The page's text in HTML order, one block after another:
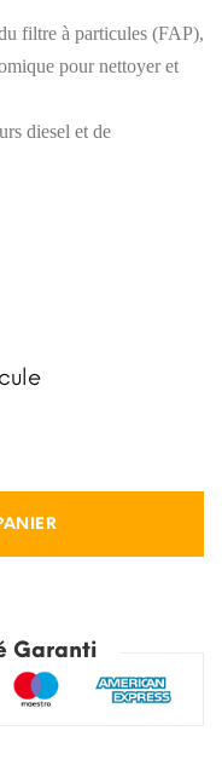
filtre à particules (FAP),
pour nettoyer et
diesel et de
Garanti